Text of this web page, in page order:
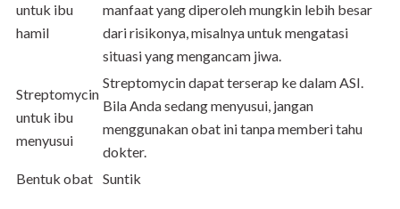
untuk ibu
hamil
manfaat yang diperoleh mungkin lebih besar
dari risikonya, misalnya untuk mengatasi
situasi yang mengancam jiwa.
Streptomycin
untuk ibu
menyusui
Streptomycin dapat terserap ke dalam ASI.
Bila Anda sedang menyusui, jangan
menggunakan obat ini tanpa memberi tahu
dokter.
Bentuk obat Suntik